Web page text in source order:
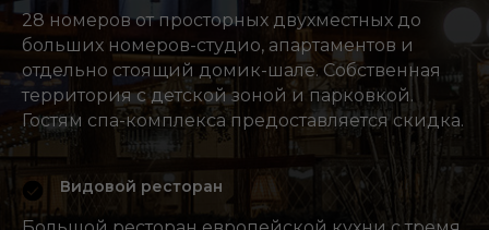
28 номеров от просторных двухместных до
больших номеров-студио, апартаментов и
отдельно стоящий домик-шале. Собственная
территория с детской зоной и парковкой.
Гостям спа-комплекса предоставляется скидка.
Видовой ресторан